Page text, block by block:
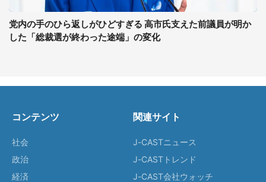
党内の手のひら返しがひどすぎる 高市氏支えた前議員が明か
した「総裁選が終わった途端」の変化
コンテンツ
社会
政治
経済
関連サイト
J-CASTニュース
J-CASTトレンド
J-CAST会社ウォッチ